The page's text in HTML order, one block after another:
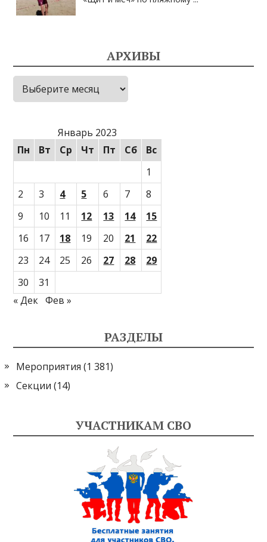
АРХИВЫ
Архивы
Январь 2023
Пн
Вт Ср Чт Пт Сб
Вс
1
2
3 4 5 6 7
8
9
10 11 12 13 14
15
16
17 18 19 20 21
22
23
24 25 26 27 28
29
30
31
« Дек Фев »
РАЗДЕЛЫ
Мероприятия (1 381)
Секции (14)
УЧАСТНИКАМ СВО